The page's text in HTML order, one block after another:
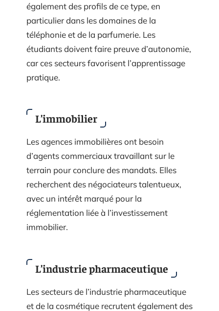
également des profils de ce type, en
particulier dans les domaines de la
téléphonie et de la parfumerie. Les
étudiants doivent faire preuve d’autonomie,
car ces secteurs favorisent l’apprentissage
pratique.
L’immobilier
Les agences immobilières ont besoin
d’agents commerciaux travaillant sur le
terrain pour conclure des mandats. Elles
recherchent des négociateurs talentueux,
avec un intérêt marqué pour la
réglementation liée à l’investissement
immobilier.
L’industrie pharmaceutique
Les secteurs de l’industrie pharmaceutique
et de la cosmétique recrutent également des